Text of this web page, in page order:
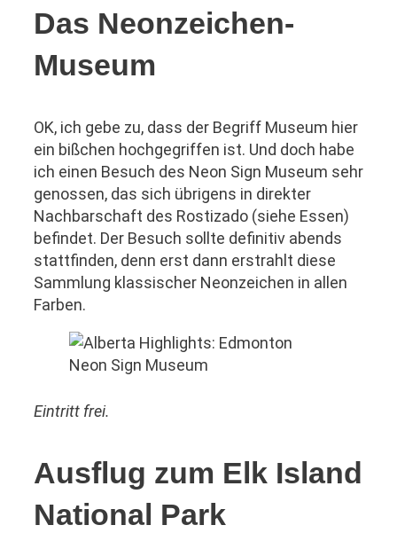
Das Neonzeichen-
Museum
OK, ich gebe zu, dass der Begriff Museum hier
ein bißchen hochgegriffen ist. Und doch habe
ich einen Besuch des Neon Sign Museum sehr
genossen, das sich übrigens in direkter
Nachbarschaft des Rostizado (siehe Essen)
befindet. Der Besuch sollte definitiv abends
stattfinden, denn erst dann erstrahlt diese
Sammlung klassischer Neonzeichen in allen
Farben.
Eintritt frei.
Ausflug zum Elk Island
National Park